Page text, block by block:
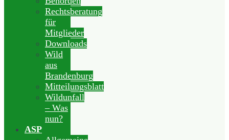
Rechtsberatung
für
Mitglieder
Downloads
Wild
aus
Brandenburg
Mitteilungsblatt
Wildunfall
– Was
nun?
ASP